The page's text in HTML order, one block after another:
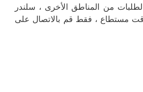
من المناطق الأخرى ، سلندر
مستطاع ، فقط قم بالاتصال على